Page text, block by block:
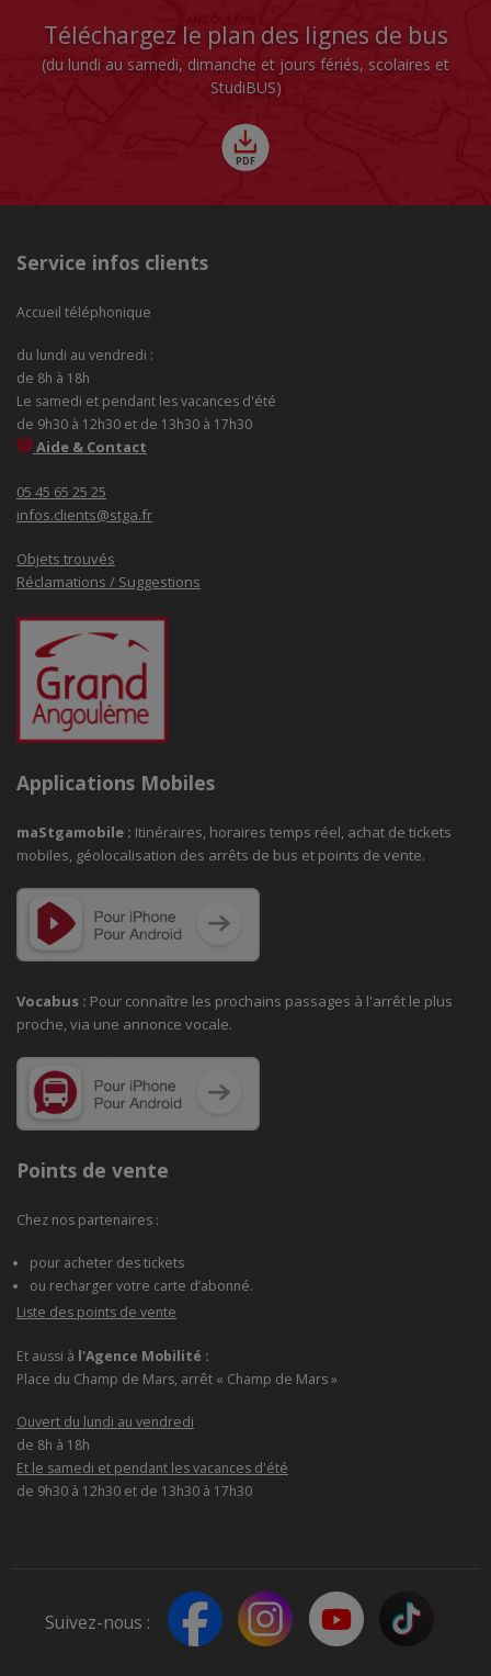
Téléchargez le plan des lignes de bus
(du lundi au samedi, dimanche et jours fériés, scolaires et
StudiBUS)
Service infos clients
Accueil téléphonique
du lundi au vendredi :
de 8h à 18h
Le samedi et pendant les vacances d'été
de 9h30 à 12h30 et de 13h30 à 17h30
Aide & Contact
05 45 65 25 25
infos.clients@stga.fr
Objets trouvés
Réclamations / Suggestions
Applications Mobiles
maStgamobile : Itinéraires, horaires temps réel, achat de tickets
mobiles, géolocalisation des arrêts de bus et points de vente.
Vocabus : Pour connaître les prochains passages à l'arrêt le plus
proche, via une annonce vocale.
Points de vente
Chez nos partenaires :
pour acheter des tickets
ou recharger votre carte d’abonné.
Liste des points de vente
Et aussi à l'Agence Mobilité :
Place du Champ de Mars, arrêt « Champ de Mars »
Ouvert du lundi au vendredi
de 8h à 18h
Et le samedi et pendant les vacances d'été
de 9h30 à 12h30 et de 13h30 à 17h30
Suivez-nous :